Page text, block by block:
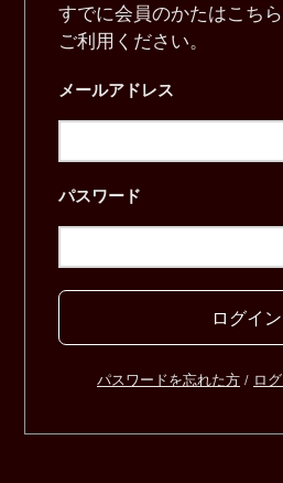
すでに会員のかたはこち
ご利用ください。
メールアドレス
パスワード
ログイン
パスワードを忘れた方 / ロ